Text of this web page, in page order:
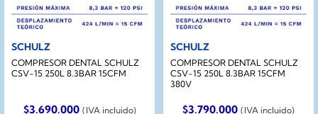
SCHULZ
COMPRESOR DENTAL SCHULZ
CSV-15 250L 8.3BAR 15CFM
$3.690.000 (IVA incluido)
SCHULZ
COMPRESOR DENTAL SCHULZ
CSV-15 250L 8.3BAR 15CFM
380V
$3.790.000 (IVA incluido)